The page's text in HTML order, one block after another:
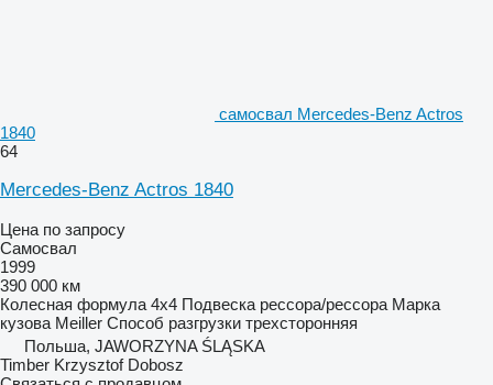
самосвал Mercedes-Benz Actros
1840
64
Mercedes-Benz Actros 1840
Цена по запросу
Самосвал
1999
390 000 км
Колесная формула 4x4 Подвеска рессора/рессора Марка
кузова Meiller Способ разгрузки трехсторонняя
Польша, JAWORZYNA ŚLĄSKA
Timber Krzysztof Dobosz